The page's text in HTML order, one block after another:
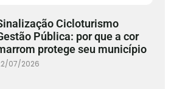
Cicloturismo
Pública: por que a cor
protege seu município
07/2026